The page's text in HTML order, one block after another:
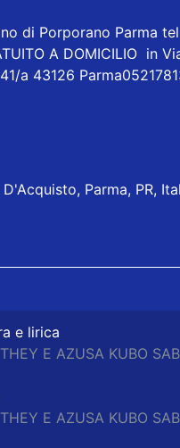
di Porporano Parma
A DOMICILIO in
a 43126
Parma, PR,
e lirica
E AZUSA KUBO
E AZUSA KUBO